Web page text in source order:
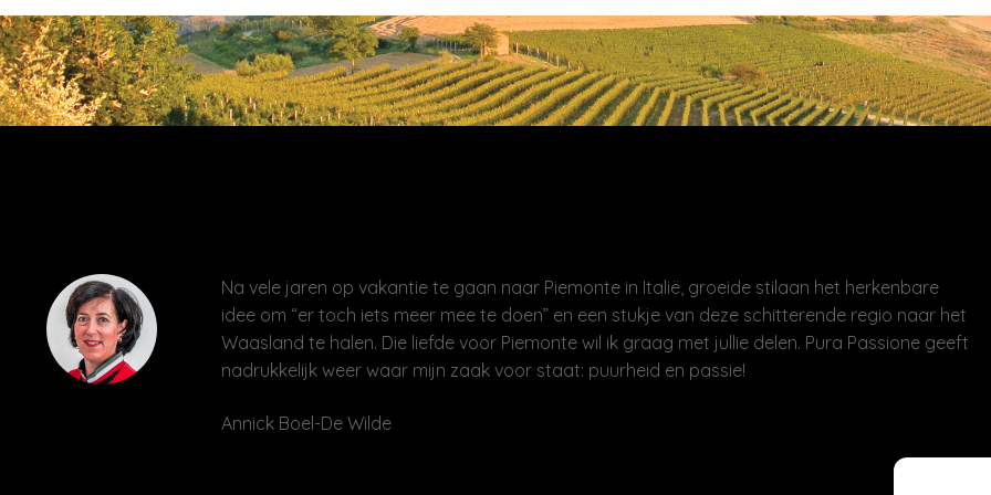
Na vele jaren op vakantie te gaan naar Piemonte in Italië, groeide stilaan het herkenbare
idee om “er toch iets meer mee te doen” en een stukje van deze schitterende regio naar het
Waasland te halen. Die liefde voor Piemonte wil ik graag met jullie delen. Pura Passione geeft
nadrukkelijk weer waar mijn zaak voor staat: puurheid en passie!
Annick Boel-De Wilde